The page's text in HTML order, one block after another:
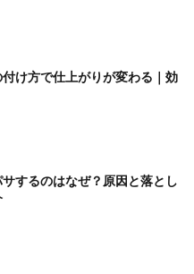
付け方で仕上がりが変わる｜効
するのはなぜ？原因と落とし